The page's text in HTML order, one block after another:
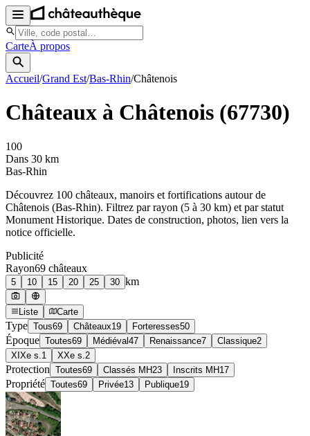
CarteÀ propos
Accueil/Grand Est/Bas-Rhin/Châtenois
Châteaux à Châtenois (67730)
100
Dans 30 km
Bas-Rhin
Découvrez 100 châteaux, manoirs et fortifications autour de
Châtenois (Bas-Rhin). Filtrez par rayon (5 à 30 km) et par statut
Monument Historique. Dates de construction, photos, lien vers la
notice officielle.
Publicité
Rayon69 châteaux
5 10 15 20 25 30 km
Liste Carte
Type Tous69 Châteaux19 Forteresses50
Époque Toutes69 Médiéval 47 Renaissance7 Classique2
XIXe s. 1 XXe s. 2
Protection Toutes69 Classés MH23 Inscrits MH17
Propriété Toutes69 Privée13 Publique19